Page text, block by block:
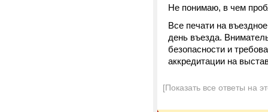
Не понимаю, в чем
Все печати на
день въезда.
безопасности и
аккредитации на
[Показать все ответы на